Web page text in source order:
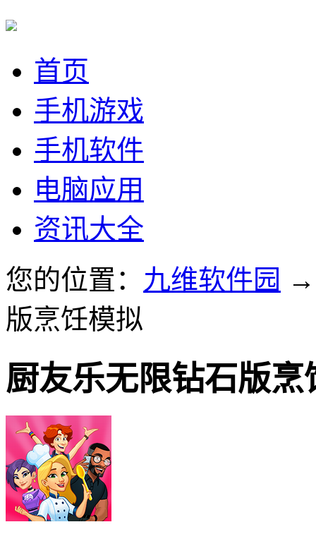
首页
手机游戏
手机软件
电脑应用
资讯大全
您的位置： 九维软件园
版烹饪模拟
厨友乐无限钻石版烹